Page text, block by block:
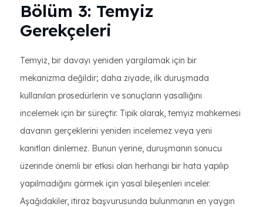
Bölüm 3: Temyiz
Gerekçeleri
Temyiz, bir davayı yeniden yargılamak için bir
mekanizma değildir; daha ziyade, ilk duruşmada
kullanılan prosedürlerin ve sonuçların yasallığını
incelemek için bir süreçtir. Tipik olarak, temyiz mahkemesi
davanın gerçeklerini yeniden incelemez veya yeni
kanıtları dinlemez. Bunun yerine, duruşmanın sonucu
üzerinde önemli bir etkisi olan herhangi bir hata yapılıp
yapılmadığını görmek için yasal bileşenleri inceler.
Aşağıdakiler, itiraz başvurusunda bulunmanın en yaygın